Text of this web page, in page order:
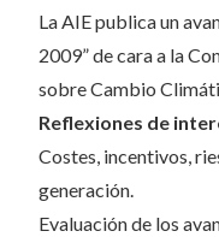
La AIE publica un
2009” de cara a la
sobre Cambio
Reflexiones de
Costes, incentivos,
generación.
Evaluación de los